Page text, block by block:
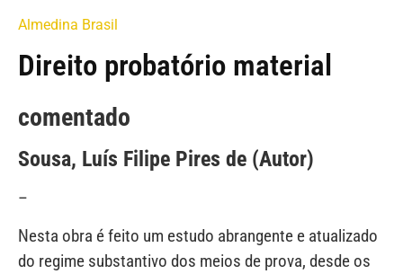
Almedina Brasil
Direito probatório material
comentado
Sousa, Luís Filipe Pires de (Autor)
–
Nesta obra é feito um estudo abrangente e atualizado
do regime substantivo dos meios de prova, desde os